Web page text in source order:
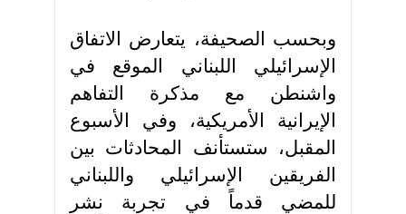
وبحسب الصحيفة، يتعارض الاتفاق
الإسرائيلي اللبناني الموقع في
واشنطن مع مذكرة التفاهم
الإيرانية الأمريكية، وفي الأسبوع
المقبل، ستستأنف المحادثات بين
الفريقين الإسرائيلي واللبناني
للمضي قدماً في تجربة نشر